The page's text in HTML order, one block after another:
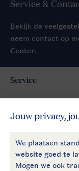
Service &
Bekijk de
neem contact op
Center.
Service